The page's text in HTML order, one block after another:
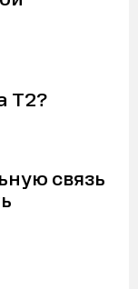
Т2?
связь